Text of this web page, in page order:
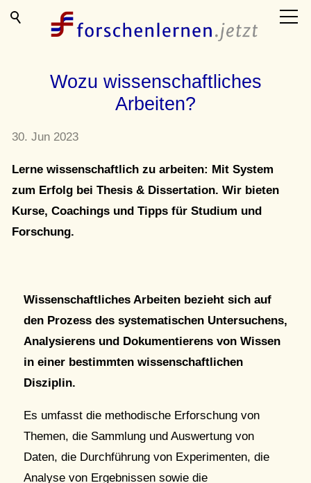
Blog
Kursangebot
Kontakt
Wozu wissenschaftliches
Arbeiten?
30. Jun 2023
Lerne wissenschaftlich zu arbeiten: Mit System
zum Erfolg bei Thesis & Dissertation. Wir bieten
Kurse, Coachings und Tipps für Studium und
Forschung.
Wissenschaftliches Arbeiten bezieht sich auf
den Prozess des systematischen Untersuchens,
Analysierens und Dokumentierens von Wissen
in einer bestimmten wissenschaftlichen
Disziplin.
Es umfasst die methodische Erforschung von
Themen, die Sammlung und Auswertung von
Daten, die Durchführung von Experimenten, die
Analyse von Ergebnissen sowie die